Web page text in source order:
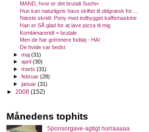
MAND, hvor er det brutalt Sushi+
Hun kan naturligvis have skiftet til oldgræsk for ...
Næste skridt: Pony med indbygget kaffemaskine
Han er SÅ glad for at lave pizza til mig
Kombimareridt = brutale
Men de har grimmere fodtøj - HA!
De hvide var bedst
►maj(31)
►april(30)
►marts(31)
►februar(28)
►januar(31)
► 2008 (152)
Månedens tophits
Sponsorgave-agtigt hurraaaaa